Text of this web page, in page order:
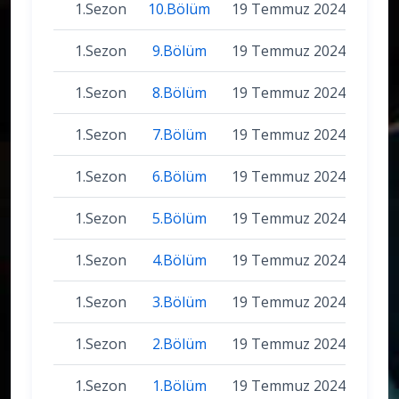
1.Sezon 10.Bölüm 19 Temmuz 2024
1.Sezon 9.Bölüm 19 Temmuz 2024
1.Sezon 8.Bölüm 19 Temmuz 2024
1.Sezon 7.Bölüm 19 Temmuz 2024
1.Sezon 6.Bölüm 19 Temmuz 2024
1.Sezon 5.Bölüm 19 Temmuz 2024
1.Sezon 4.Bölüm 19 Temmuz 2024
1.Sezon 3.Bölüm 19 Temmuz 2024
1.Sezon 2.Bölüm 19 Temmuz 2024
1.Sezon 1.Bölüm 19 Temmuz 2024